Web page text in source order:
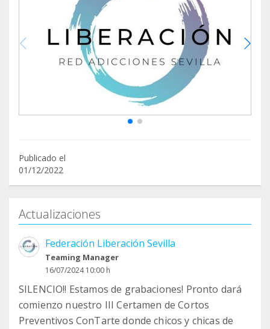
Publicado el
01/12/2022
Actualizaciones
Federación Liberación Sevilla
Teaming Manager
16/07/2024 10:00 h
SILENCIO!! Estamos de grabaciones! Pronto dará
comienzo nuestro III Certamen de Cortos
Preventivos ConTarte donde chicos y chicas de